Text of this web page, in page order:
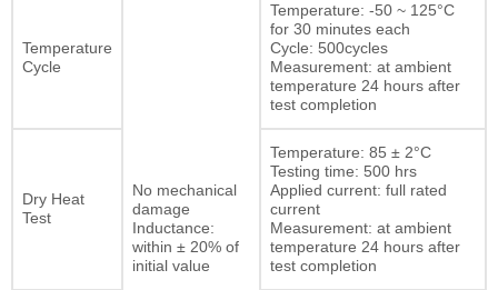
Temperature
Cycle
No mechanical
damage
Inductance:
within ± 20% of
initial value
Temperature: -50 ~ 125°C
for 30 minutes each
Cycle: 500cycles
Measurement: at ambient
temperature 24 hours after
test completion
Dry Heat
Test
Temperature: 85 ± 2°C
Testing time: 500 hrs
Applied current: full rated
current
Measurement: at ambient
temperature 24 hours after
test completion